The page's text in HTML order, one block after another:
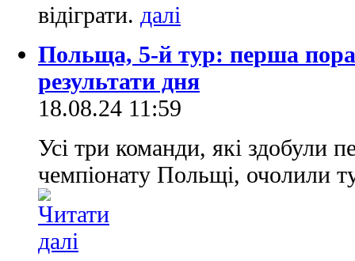
відіграти.
Польща, 5-й тур: перша
результати дня
18.08.24 11:59
Усі три команди, які здобули
чемпіонату Польщі, очолили